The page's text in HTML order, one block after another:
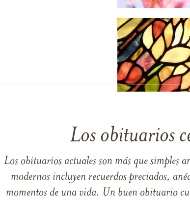
Los obituarios
Los obituarios actuales son más que simples
modernos incluyen recuerdos preciados,
momentos de una vida. Un buen obituario